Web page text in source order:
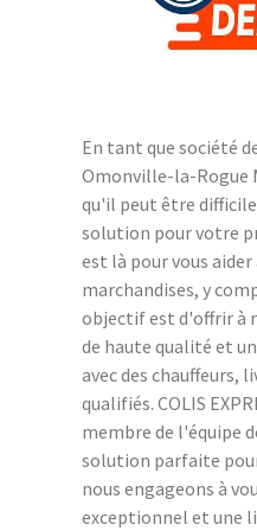
En tant que société
Omonville-la-Rogue
qu'il peut être
solution pour votre
est là pour vous
marchandises, y
objectif est d'offrir à
de haute qualité et
avec des chauffeurs,
qualifiés. COLIS
membre de l'équipe
solution parfaite
nous engageons à
exceptionnel et une